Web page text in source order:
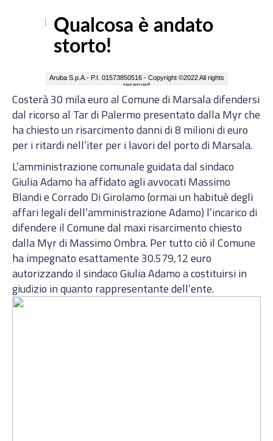
Costerà 30 mila euro al Comune di Marsala difendersi
dal ricorso al Tar di Palermo presentato dalla Myr che
ha chiesto un risarcimento danni di 8 milioni di euro
per i ritardi nell’iter per i lavori del porto di Marsala.
L’amministrazione comunale guidata dal sindaco
Giulia Adamo ha affidato agli avvocati Massimo
Blandi e Corrado Di Girolamo (ormai un habituè degli
affari legali dell’amministrazione Adamo) l’incarico di
difendere il Comune dal maxi risarcimento chiesto
dalla Myr di Massimo Ombra. Per tutto ciò il Comune
ha impegnato esattamente 30.579,12 euro
autorizzando il sindaco Giulia Adamo a costituirsi in
giudizio in quanto rappresentante dell’ente.